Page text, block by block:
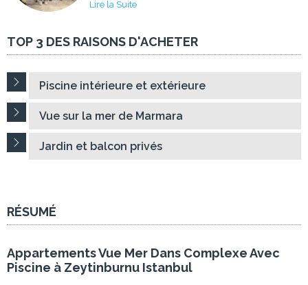
Lire la Suite
TOP 3 DES RAISONS D'ACHETER
Piscine intérieure et extérieure
Vue sur la mer de Marmara
Jardin et balcon privés
RÉSUMÉ
Appartements Vue Mer Dans Complexe Avec
Piscine à Zeytinburnu Istanbul